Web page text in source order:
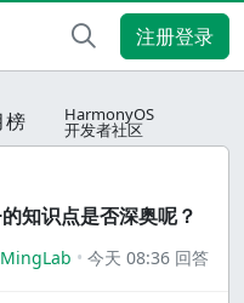
注册登录
榜 HarmonyOS
开发者社区
知识点是否深奥呢？
MingLab 今天 08:36 回答